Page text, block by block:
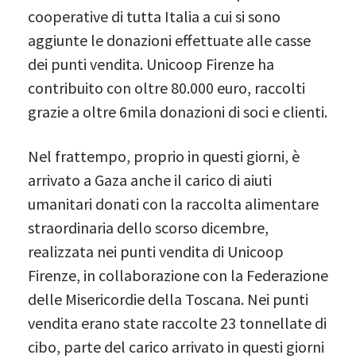
cooperative di tutta Italia a cui si sono
aggiunte le donazioni effettuate alle casse
dei punti vendita. Unicoop Firenze ha
contribuito con oltre 80.000 euro, raccolti
grazie a oltre 6mila donazioni di soci e clienti.
Nel frattempo, proprio in questi giorni, è
arrivato a Gaza anche il carico di aiuti
umanitari donati con la raccolta alimentare
straordinaria dello scorso dicembre,
realizzata nei punti vendita di Unicoop
Firenze, in collaborazione con la Federazione
delle Misericordie della Toscana. Nei punti
vendita erano state raccolte 23 tonnellate di
cibo, parte del carico arrivato in questi giorni